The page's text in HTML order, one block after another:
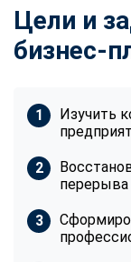
Цели и
бизнес-
Изучить
перерыва